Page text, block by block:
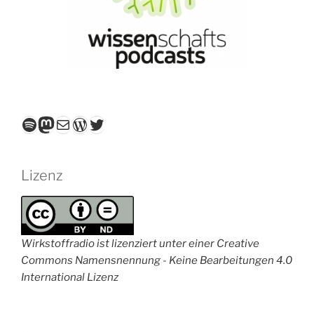
Spotify
Mastodon
E-MailWordPress
Twitter
Lizenz
Wirkstoffradio ist lizenziert unter einer Creative
Commons Namensnennung - Keine Bearbeitungen 4.0
International Lizenz